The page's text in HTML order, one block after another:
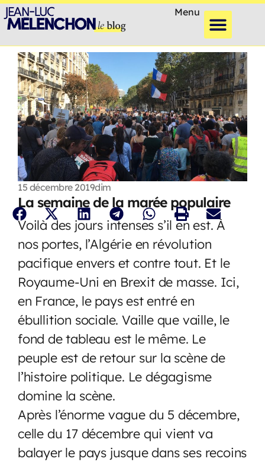
Menu
15 décembre 2019dim
La semaine de la marée populaire
Voilà des jours intenses s’il en est. À
nos portes, l’Algérie en révolution
pacifique envers et contre tout. Et le
Royaume-Uni en Brexit de masse. Ici,
en France, le pays est entré en
ébullition sociale. Vaille que vaille, le
fond de tableau est le même. Le
peuple est de retour sur la scène de
l’histoire politique. Le dégagisme
domine la scène.
Après l’énorme vague du 5 décembre,
celle du 17 décembre qui vient va
balayer le pays jusque dans ses recoins